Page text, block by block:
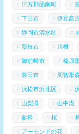
田方郡函南町
下田市 伊豆高
静岡市清水区
藤枝市 川根
御前崎市 榛原
磐田市 周智郡
浜松市浜北区
山梨県 山中湖
蓼科 桜
アーモンドの花